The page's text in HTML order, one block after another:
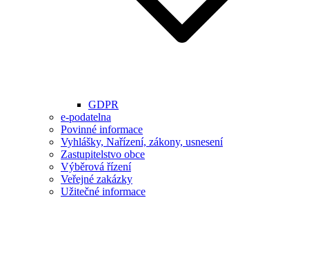
GDPR
e-podatelna
Povinné informace
Vyhlášky, Nařízení, zákony, usnesení
Zastupitelstvo obce
Výběrová řízení
Veřejné zakázky
Užitečné informace